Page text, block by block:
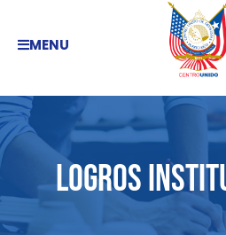
MENU
Logros